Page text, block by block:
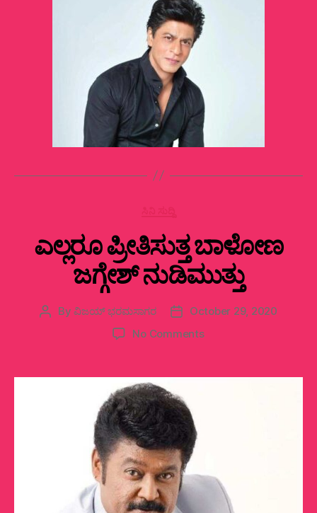
ಎಲ್ಲರೂ ಪ್ರೀತಿಸುತ್ತ ಬಾಳೋಣ
ಜಗ್ಗೇಶ್‌ ನುಡಿಮುತ್ತು
PostByವಿಜಯ್‌ ಭರಮಸಾಗರ
Post
date
October 29, 2020
No Commentson
ಬಾಳೋಣ